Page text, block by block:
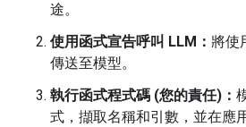
途。
使用函式宣告呼叫 LLM： 將使
傳送至模型。
執行函式程式碼 (您的責任)：
式，擷取名稱和引數，並在應